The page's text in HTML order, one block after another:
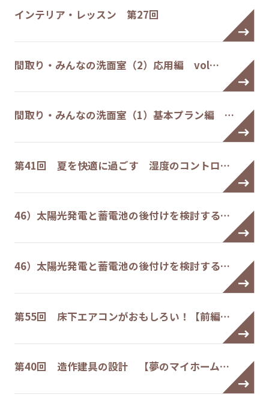
インテリア・レッスン 第27回
間取り・みんなの洗面室（2）応用編 vol…
間取り・みんなの洗面室（1）基本プラン編 …
第41回 夏を快適に過ごす 湿度のコントロ…
46）太陽光発電と蓄電池の後付けを検討する…
46）太陽光発電と蓄電池の後付けを検討する…
第55回 床下エアコンがおもしろい！【前編…
第40回 造作建具の設計 【夢のマイホーム…